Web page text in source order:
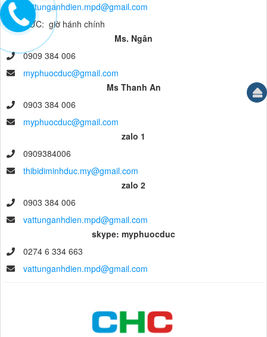
vattunganhdien.mpd@gmail.com
anh ĐỨC: giờ hánh chính
Ms. Ngân
0909 384 006
myphuocduc@gmail.com
Ms Thanh An
0903 384 006
myphuocduc@gmail.com
zalo 1
0909384006
thibidiminhduc.my@gmail.com
zalo 2
0903 384 006
vattunganhdien.mpd@gmail.com
skype: myphuocduc
0274 6 334 663
vattunganhdien.mpd@gmail.com